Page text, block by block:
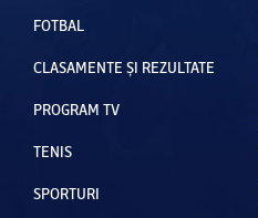
FOTBAL
CLASAMENTE ȘI REZULTATE
PROGRAM TV
TENIS
SPORTURI